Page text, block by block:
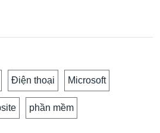
Điện thoại Microsoft
phần mềm